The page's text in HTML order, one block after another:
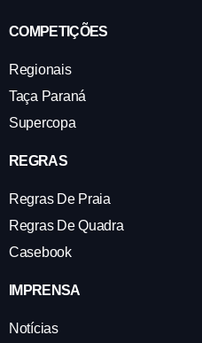
COMPETIÇÕES
Regionais
Taça Paraná
Supercopa
REGRAS
Regras De Praia
Regras De Quadra
Casebook
IMPRENSA
Notícias